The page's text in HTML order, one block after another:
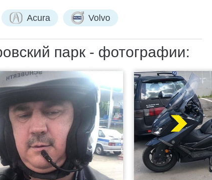
Acura Volvo
парк - фотографии: